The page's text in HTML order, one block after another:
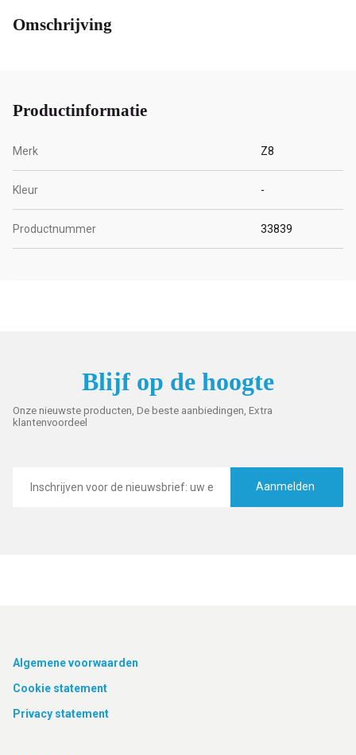
Omschrijving
Productinformatie
Merk Z8
Kleur -
Productnummer 33839
Blijf op de hoogte
Onze nieuwste producten, De beste aanbiedingen, Extra
klantenvoordeel
mailadres
Aanmelden
Footer
Algemene voorwaarden
Cookie statement
Privacy statement